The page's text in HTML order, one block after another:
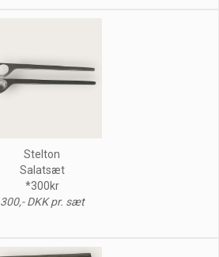
Stelton
Salatsæt
*300kr
300,- DKK pr. sæt